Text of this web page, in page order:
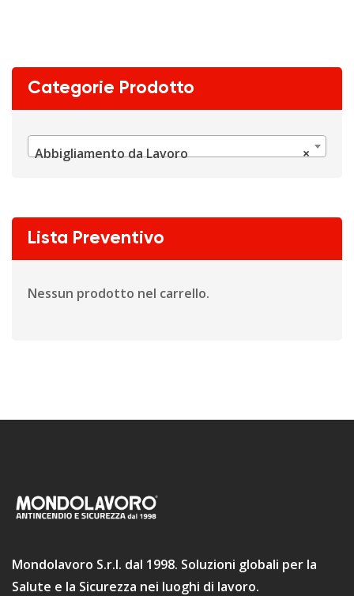
Categorie Prodotto
×
Abbigliamento da Lavoro
Lista Preventivo
Nessun prodotto nel carrello.
Mondolavoro S.r.l. dal 1998. Soluzioni globali per la
Salute e la Sicurezza nei luoghi di lavoro.